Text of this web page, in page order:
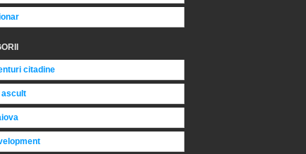
citadine
ascult